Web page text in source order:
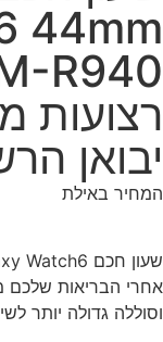
44mm
רצועות
יבואן
המחיר באילת
אחרי הבריאות שלכם
וסוללה גדולה יותר